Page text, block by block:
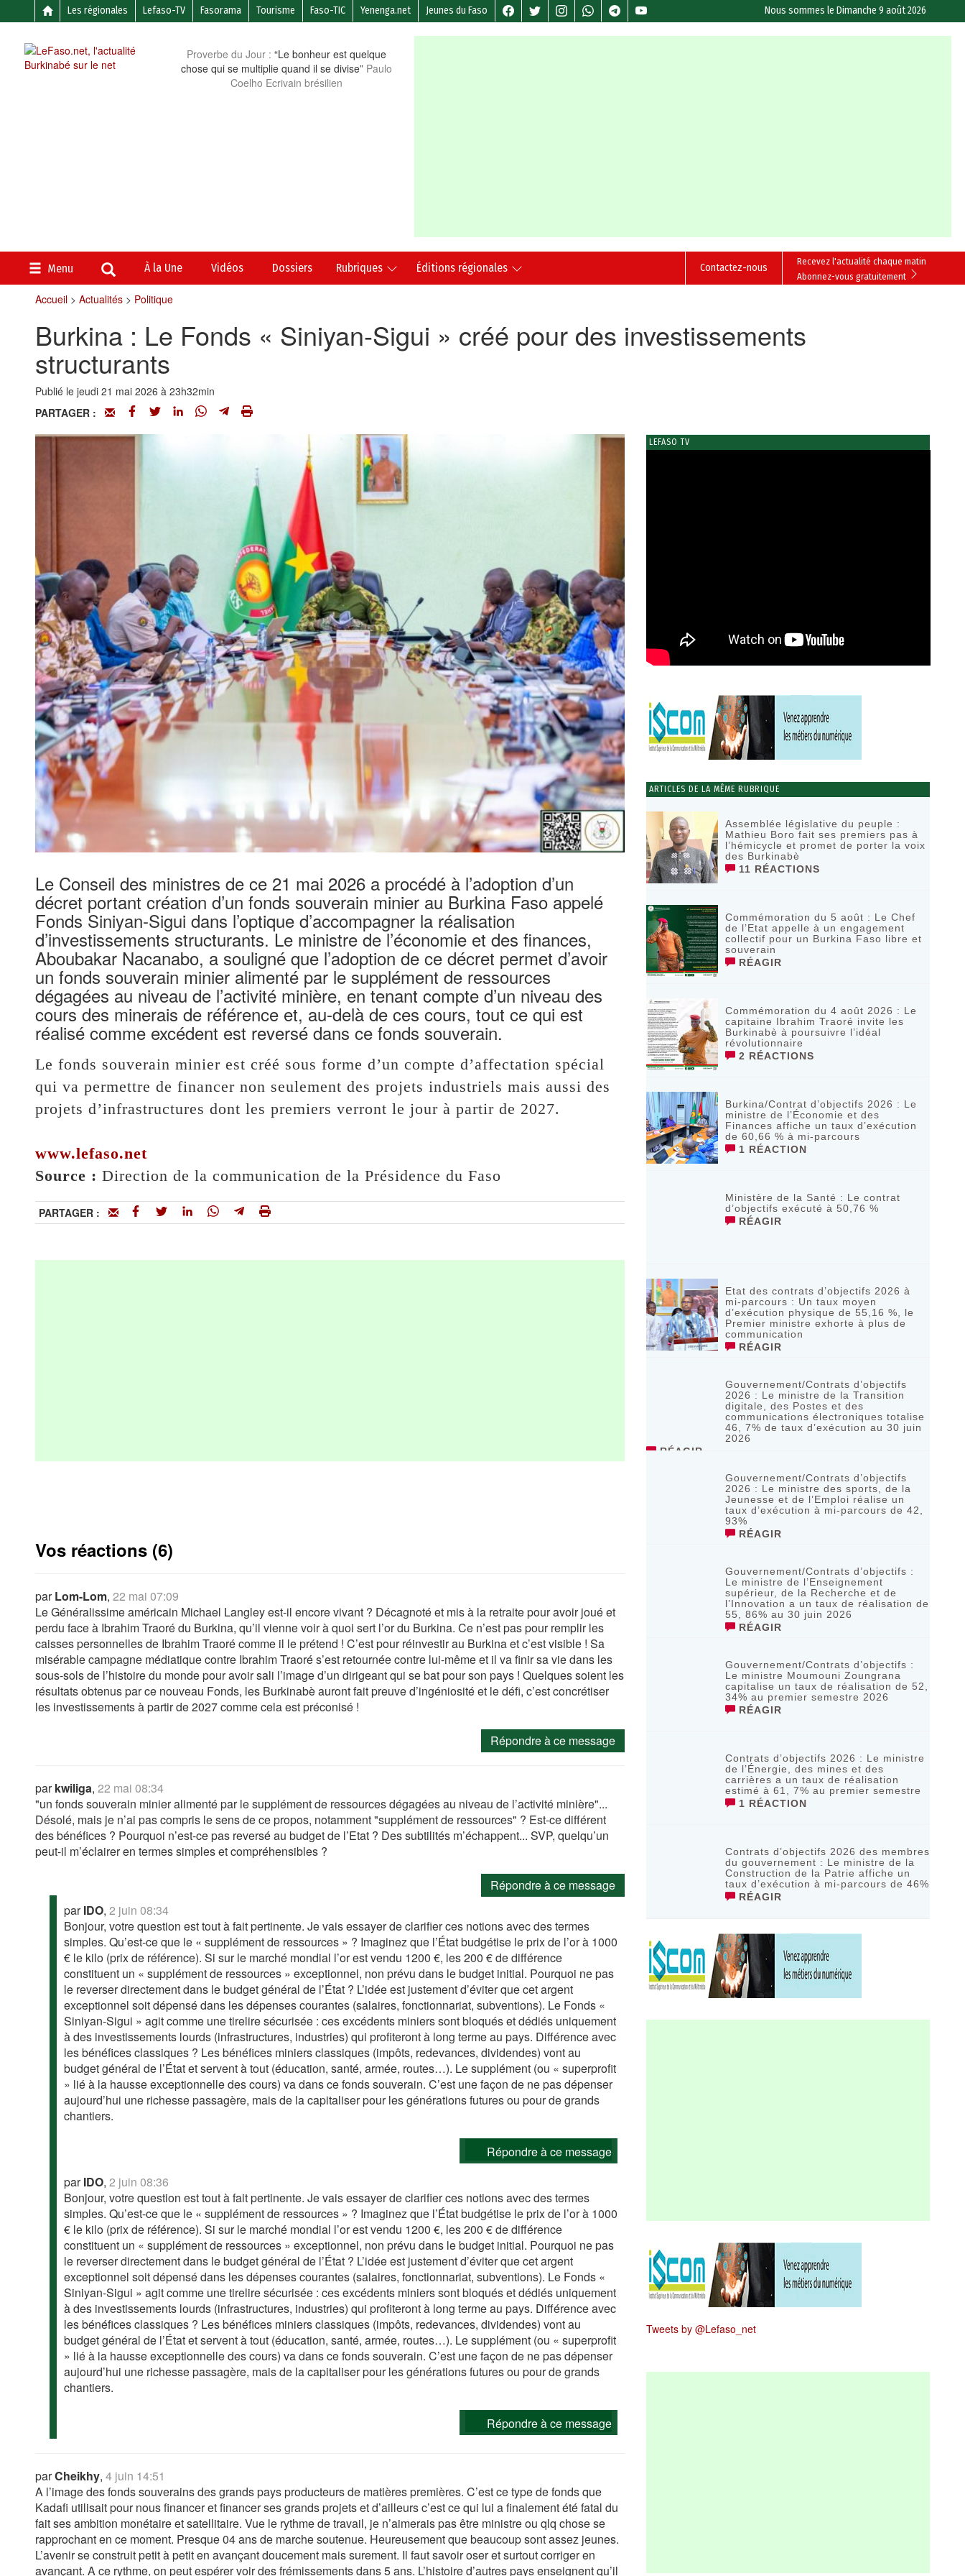
Les régionales Lefaso-TV Fasorama Tourisme Faso-TIC Yenenga.net Jeunes du Faso Nous sommes leDimanche 9 août 2026
Proverbe du Jour : “Le bonheur est quelque
chose qui se multiplie quand il se divise” Paulo
Coelho Ecrivain brésilien
Menu À la Une Vidéos Dossiers Rubriques Éditions régionales
Recevez l'actualité chaque matin
Abonnez-vous gratuitement
Contactez-nous
Accueil> Actualités> Politique
Burkina : Le Fonds « Siniyan-Sigui » créé pour des investissements
structurants ‎
Publié le jeudi 21 mai 2026 à 23h32min
PARTAGER :
Le Conseil des ministres de ce 21 mai 2026 a procédé à l’adoption d’un
décret portant création d’un fonds souverain minier au Burkina Faso appelé
Fonds Siniyan-Sigui dans l’optique d’accompagner la réalisation
d’investissements structurants. Le ministre de l’économie et des finances,
Aboubakar Nacanabo, a souligné que l’adoption de ce décret permet d’avoir
un fonds souverain minier alimenté par le supplément de ressources
dégagées au niveau de l’activité minière, en tenant compte d’un niveau des
cours des minerais de référence et, au-delà de ces cours, tout ce qui est
réalisé comme excédent est reversé dans ce fonds souverain.
Le fonds souverain minier est créé sous forme d’un compte d’affectation spécial
qui va permettre de financer non seulement des projets industriels mais aussi des
projets d’infrastructures dont les premiers verront le jour à partir de 2027.
www.lefaso.net
‎Source : Direction de la communication de la Présidence du Faso
PARTAGER :
Vos réactions (6)
parLom-Lom, 22 mai 07:09
Le Généralissime américain Michael Langley est-il encore vivant ? Décagnoté et mis à la retraite pour avoir joué et
perdu face à Ibrahim Traoré du Burkina, qu’il vienne voir à quoi sert l’or du Burkina. Ce n’est pas pour remplir les
caisses personnelles de Ibrahim Traoré comme il le prétend ! C’est pour réinvestir au Burkina et c’est visible ! Sa
misérable campagne médiatique contre Ibrahim Traoré s’est retournée contre lui-même et il va finir sa vie dans les
sous-sols de l’histoire du monde pour avoir sali l’image d’un dirigeant qui se bat pour son pays ! Quelques soient les
résultats obtenus par ce nouveau Fonds, les Burkinabè auront fait preuve d’ingéniosité et le défi, c’est concrétiser
les investissements à partir de 2027 comme cela est préconisé !
Répondre à ce message
parkwiliga, 22 mai 08:34
"un fonds souverain minier alimenté par le supplément de ressources dégagées au niveau de l’activité minière"...
Désolé, mais je n’ai pas compris le sens de ce propos, notamment "supplément de ressources" ? Est-ce différent
des bénéfices ? Pourquoi n’est-ce pas reversé au budget de l’Etat ? Des subtilités m’échappent... SVP, quelqu’un
peut-il m’éclairer en termes simples et compréhensibles ?
Répondre à ce message
parIDO, 2 juin 08:34
Bonjour, votre question est tout à fait pertinente. Je vais essayer de clarifier ces notions avec des termes
simples. Qu’est-ce que le « supplément de ressources » ? Imaginez que l’État budgétise le prix de l’or à 1000
€ le kilo (prix de référence). Si sur le marché mondial l’or est vendu 1200 €, les 200 € de différence
constituent un « supplément de ressources » exceptionnel, non prévu dans le budget initial. Pourquoi ne pas
le reverser directement dans le budget général de l’État ? L’idée est justement d’éviter que cet argent
exceptionnel soit dépensé dans les dépenses courantes (salaires, fonctionnariat, subventions). Le Fonds «
Siniyan-Sigui » agit comme une tirelire sécurisée : ces excédents miniers sont bloqués et dédiés uniquement
à des investissements lourds (infrastructures, industries) qui profiteront à long terme au pays. Différence avec
les bénéfices classiques ? Les bénéfices miniers classiques (impôts, redevances, dividendes) vont au
budget général de l’État et servent à tout (éducation, santé, armée, routes…). Le supplément (ou « superprofit
» lié à la hausse exceptionnelle des cours) va dans ce fonds souverain. C’est une façon de ne pas dépenser
aujourd’hui une richesse passagère, mais de la capitaliser pour les générations futures ou pour de grands
chantiers.
Répondre à ce message
parIDO, 2 juin 08:36
Bonjour, votre question est tout à fait pertinente. Je vais essayer de clarifier ces notions avec des termes
simples. Qu’est-ce que le « supplément de ressources » ? Imaginez que l’État budgétise le prix de l’or à 1000
€ le kilo (prix de référence). Si sur le marché mondial l’or est vendu 1200 €, les 200 € de différence
constituent un « supplément de ressources » exceptionnel, non prévu dans le budget initial. Pourquoi ne pas
le reverser directement dans le budget général de l’État ? L’idée est justement d’éviter que cet argent
exceptionnel soit dépensé dans les dépenses courantes (salaires, fonctionnariat, subventions). Le Fonds «
Siniyan-Sigui » agit comme une tirelire sécurisée : ces excédents miniers sont bloqués et dédiés uniquement
à des investissements lourds (infrastructures, industries) qui profiteront à long terme au pays. Différence avec
les bénéfices classiques ? Les bénéfices miniers classiques (impôts, redevances, dividendes) vont au
budget général de l’État et servent à tout (éducation, santé, armée, routes…). Le supplément (ou « superprofit
» lié à la hausse exceptionnelle des cours) va dans ce fonds souverain. C’est une façon de ne pas dépenser
aujourd’hui une richesse passagère, mais de la capitaliser pour les générations futures ou pour de grands
chantiers.
Répondre à ce message
parCheikhy, 4 juin 14:51
A l’image des fonds souverains des grands pays producteurs de matières premières. C’est ce type de fonds que
Kadafi utilisait pour nous financer et financer ses grands projets et d’ailleurs c’est ce qui lui a finalement été fatal du
fait ses ambition monétaire et satellitaire. Vue le rythme de travail, je n’aimerais pas être ministre ou qlq chose se
rapprochant en ce moment. Presque 04 ans de marche soutenue. Heureusement que beaucoup sont assez jeunes.
L’avenir se construit petit à petit en avançant doucement mais surement. Il faut savoir oser et surtout corriger en
avançant. A ce rythme, on peut espérer voir des frémissements dans 5 ans. L’histoire d’autres pays enseignent qu’il
LEFASO TV
ARTICLES DE LA MÊME RUBRIQUE
Assemblée législative du peuple :
Mathieu Boro fait ses premiers pas à
l’hémicycle et promet de porter la voix
des Burkinabè
11 RÉACTIONS
Commémoration du 5 août : Le Chef
de l’Etat appelle à un engagement
collectif pour un Burkina Faso libre et
souverain
RÉAGIR
Commémoration du 4 août 2026 : Le
capitaine Ibrahim Traoré invite les
Burkinabè à poursuivre l’idéal
révolutionnaire ‎
2 RÉACTIONS
Burkina/Contrat d’objectifs 2026 : Le
ministre de l’Économie et des
Finances affiche un taux d’exécution
de 60,66 % à mi-parcours
1 RÉACTION
Ministère de la Santé : Le contrat
d’objectifs exécuté à 50,76 %
RÉAGIR
Etat des contrats d’objectifs 2026 à
mi-parcours : Un taux moyen
d’exécution physique de 55,16 %, le
Premier ministre exhorte à plus de
communication
RÉAGIR
Gouvernement/Contrats d’objectifs
2026 : Le ministre de la Transition
digitale, des Postes et des
communications électroniques totalise
46, 7% de taux d’exécution au 30 juin
2026
RÉAGIR
Gouvernement/Contrats d’objectifs
2026 : Le ministre des sports, de la
Jeunesse et de l’Emploi réalise un
taux d’exécution à mi-parcours de 42,
93%
RÉAGIR
Gouvernement/Contrats d’objectifs :
Le ministre de l’Enseignement
supérieur, de la Recherche et de
l’Innovation a un taux de réalisation de
55, 86% au 30 juin 2026
RÉAGIR
Gouvernement/Contrats d’objectifs :
Le ministre Moumouni Zoungrana
capitalise un taux de réalisation de 52,
34% au premier semestre 2026
RÉAGIR
Contrats d’objectifs 2026 : Le ministre
de l’Énergie, des mines et des
carrières a un taux de réalisation
estimé à 61, 7% au premier semestre
1 RÉACTION
Contrats d’objectifs 2026 des membres
du gouvernement : Le ministre de la
Construction de la Patrie affiche un
taux d’exécution à mi-parcours de 46%
RÉAGIR
Tweets by @Lefaso_net